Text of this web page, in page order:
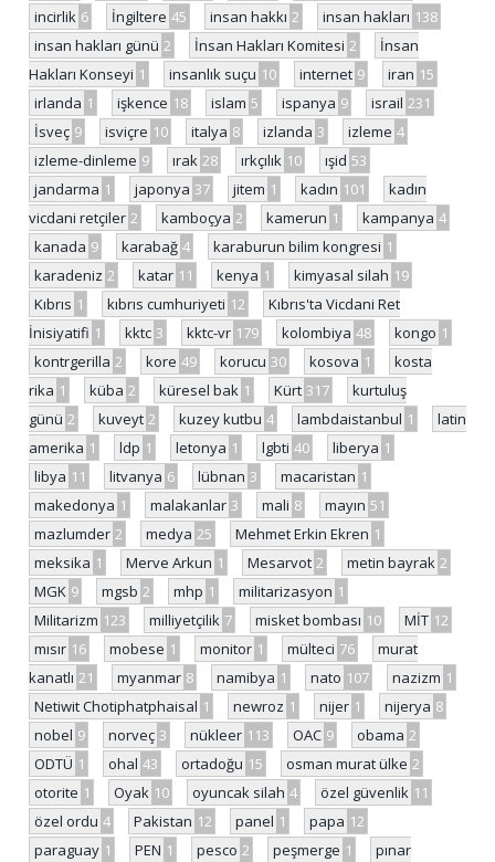
incirlik 6 İngiltere 45 insan hakkı 2 insan hakları 138
insan hakları günü 2 İnsan Hakları Komitesi 2
İnsan
Hakları Konseyi 1 insanlık suçu 10 internet 9 iran 15
irlanda 1 işkence 18 islam 5 ispanya 9 israil 231
İsveç 9 isviçre 10 italya 8 izlanda 3 izleme 4
izleme-dinleme 9 ırak 28 ırkçılık 10 ışid 53
jandarma 1 japonya 37 jitem 1 kadın 101
kadın
vicdani retçiler 2 kamboçya 2 kamerun 1 kampanya 4
kanada 9 karabağ 4 karaburun bilim kongresi 1
karadeniz 2 katar 11 kenya 1 kimyasal silah 19
Kıbrıs 1 kıbrıs cumhuriyeti 12
Kıbrıs'ta Vicdani Ret
İnisiyatifi 1 kktc 3 kktc-vr 179 kolombiya 48 kongo 1
kontrgerilla 2 kore 49 korucu 30 kosova 1
kosta
rika 1 küba 2 küresel bak 1 Kürt 317
kurtuluş
günü 2 kuveyt 2 kuzey kutbu 4 lambdaistanbul 1
latin
amerika 1 ldp 1 letonya 1 lgbti 40 liberya 1
libya 11 litvanya 6 lübnan 3 macaristan 1
makedonya 1 malakanlar 3 mali 8 mayın 51
mazlumder 2 medya 25 Mehmet Erkin Ekren 1
meksika 1 Merve Arkun 1 Mesarvot 2 metin bayrak 2
MGK 9 mgsb 2 mhp 1 militarizasyon 1
Militarizm 123 milliyetçilik 7 misket bombası 10 MİT 12
mısır 16 mobese 1 monitor 1 mülteci 76
murat
kanatlı 21 myanmar 8 namibya 1 nato 107 nazizm 1
Netiwit Chotiphatphaisal 1 newroz 1 nijer 1 nijerya 8
nobel 9 norveç 3 nükleer 113 OAC 9 obama 2
ODTÜ 1 ohal 43 ortadoğu 15 osman murat ülke 2
otorite 1 Oyak 10 oyuncak silah 4 özel güvenlik 11
özel ordu 4 Pakistan 12 panel 1 papa 12
paraguay 1 PEN 1 pesco 2 peşmerge 1
pınar